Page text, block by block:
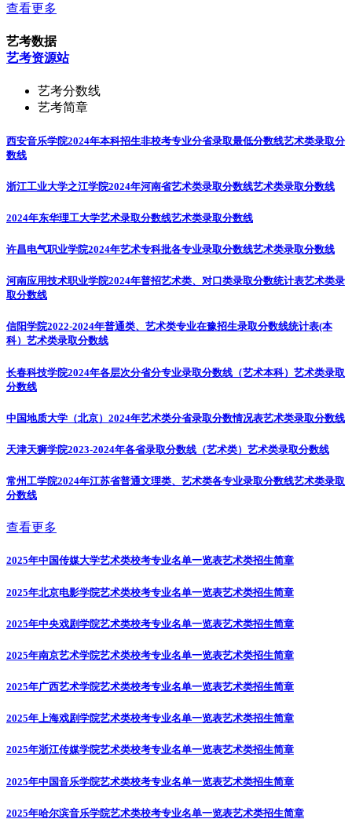
查看更多
艺考数据
艺考资源站
艺考分数线
艺考简章
西安音乐学院2024年本科招生非校考专业分省录取最低分数线艺术类录取分
数线
浙江工业大学之江学院2024年河南省艺术类录取分数线艺术类录取分数线
2024年东华理工大学艺术录取分数线艺术类录取分数线
许昌电气职业学院2024年艺术专科批各专业录取分数线艺术类录取分数线
河南应用技术职业学院2024年普招艺术类、对口类录取分数统计表艺术类录
取分数线
信阳学院2022-2024年普通类、艺术类专业在豫招生录取分数线统计表(本
科） 艺术类录取分数线
长春科技学院2024年各层次分省分专业录取分数线（艺术本科） 艺术类录取
分数线
中国地质大学（北京）2024年艺术类分省录取分数情况表艺术类录取分数线
天津天狮学院2023-2024年各省录取分数线（艺术类） 艺术类录取分数线
常州工学院2024年江苏省普通文理类、艺术类各专业录取分数线艺术类录取
分数线
查看更多
2025年中国传媒大学艺术类校考专业名单一览表艺术类招生简章
2025年北京电影学院艺术类校考专业名单一览表艺术类招生简章
2025年中央戏剧学院艺术类校考专业名单一览表艺术类招生简章
2025年南京艺术学院艺术类校考专业名单一览表艺术类招生简章
2025年广西艺术学院艺术类校考专业名单一览表艺术类招生简章
2025年上海戏剧学院艺术类校考专业名单一览表艺术类招生简章
2025年浙江传媒学院艺术类校考专业名单一览表艺术类招生简章
2025年中国音乐学院艺术类校考专业名单一览表艺术类招生简章
2025年哈尔滨音乐学院艺术类校考专业名单一览表艺术类招生简章